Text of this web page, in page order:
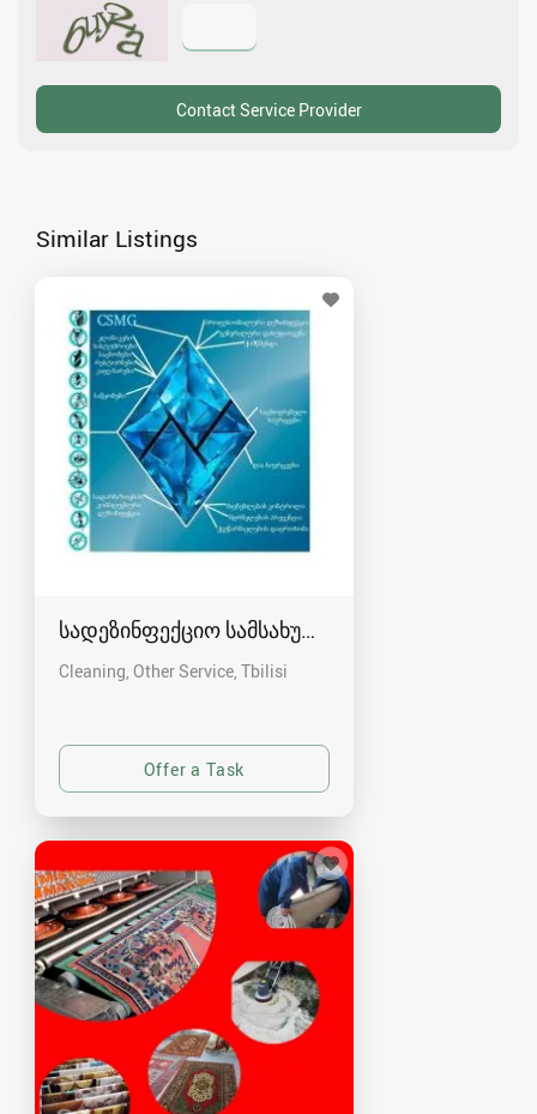
Similar Listings
სადეზინფექციო სამსახური კრისტალი
Cleaning, Other Service Tbilisi